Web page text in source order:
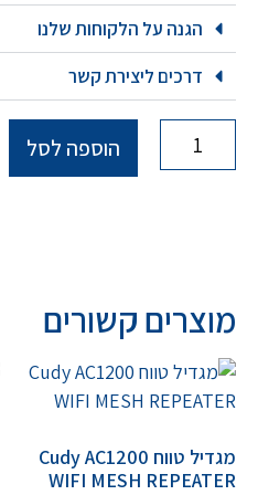
הגנה על הלקוחות שלנו
דרכים ליצירת קשר
הוספה לסל
מוצרים קשורים
מגדיל טווח Cudy AC1200
WIFI MESH REPEATER